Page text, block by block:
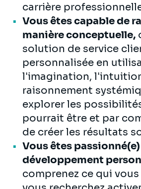
carrière
Vous êtes capable de
manière conceptuelle,
solution de service
personnalisée en
l'imagination,
raisonnement
explorer les
pourrait être et par
de créer les résultats
Vous êtes
développement
comprenez ce qui